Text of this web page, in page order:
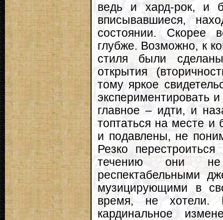
ведь и хард-рок, и
вписывавшиеся,
состоянии. Скорее
глубже. Возможно, к
стиля были
открытия
тому яркое
экспериментировать
главное – идти, и
топтаться на месте и
и подавлены, не
Резко
течению они
респектабельными
музицирующими в
время, не хотели.
кардинальное